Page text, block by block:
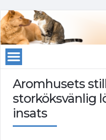
Aromhusets
storköksvänlig
insats